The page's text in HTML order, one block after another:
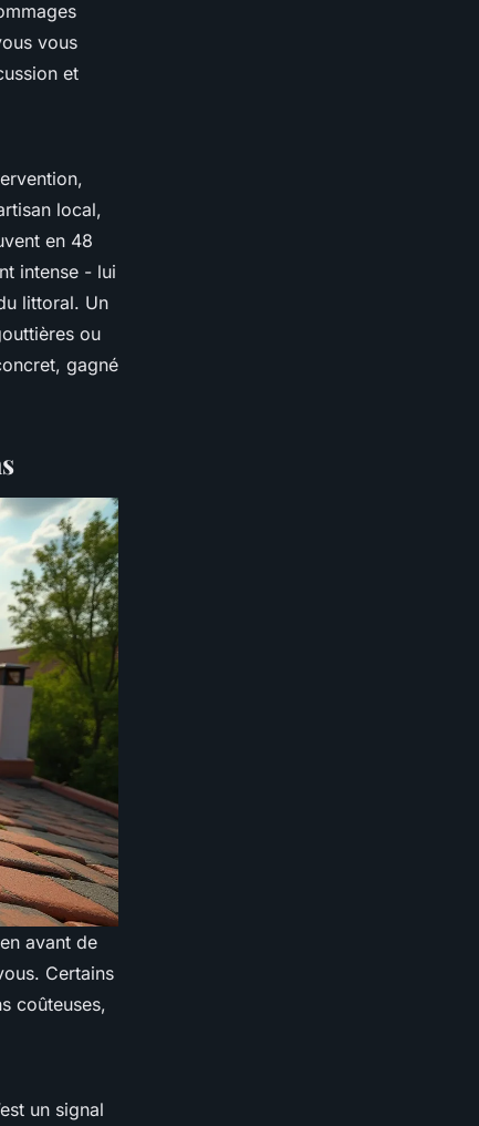
vous
et
local,
en 48
intense - lui
littoral. Un
ou
gagné
avant de
Certains
coûteuses,
un signal